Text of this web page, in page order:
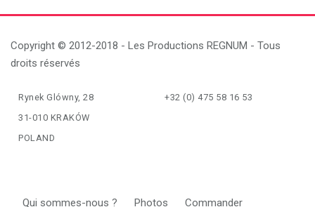
Copyright © 2012-2018 - Les Productions REGNUM - Tous
droits réservés
Rynek Glówny, 28
31-010 KRAKÓW
POLAND
+32 (0) 475 58 16 53
Qui sommes-nous ? Photos Commander